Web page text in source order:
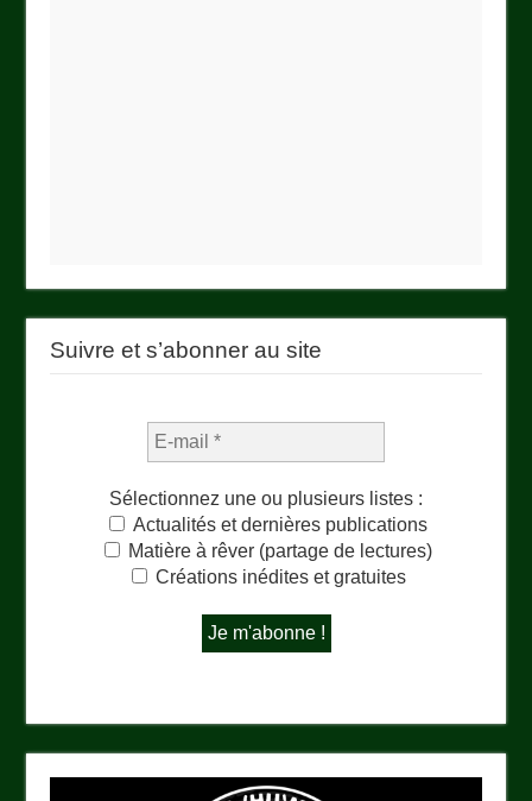
Suivre et s’abonner au site
Sélectionnez une ou plusieurs listes :
Actualités et dernières publications
Matière à rêver (partage de lectures)
Créations inédites et gratuites